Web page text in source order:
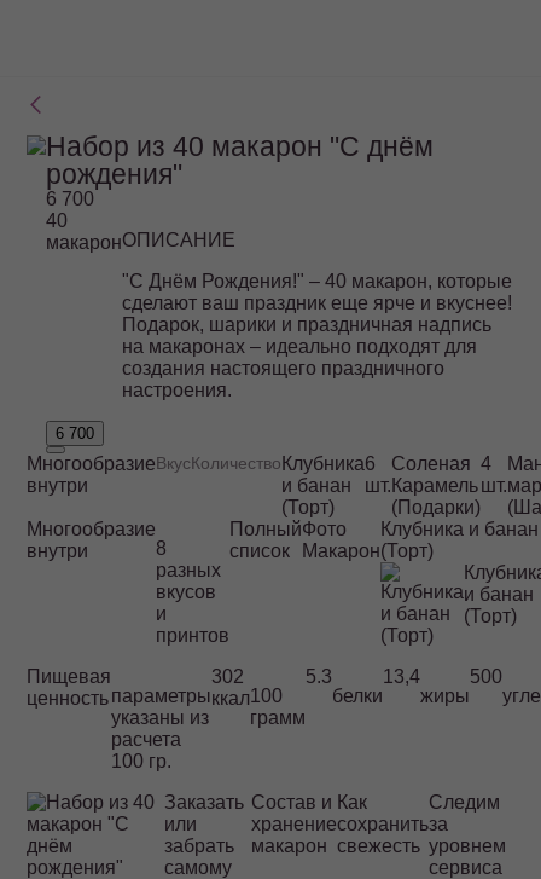
Набор из 40 макарон "С днём
рождения"
6 700
40
макаронОПИСАНИЕ
"С Днём Рождения!" – 40 макарон, которые
сделают ваш праздник еще ярче и вкуснее!
Подарок, шарики и праздничная надпись
на макаронах – идеально подходят для
создания настоящего праздничного
настроения.
6 700
Многообразие
внутри
ВкусКоличество Клубника
и банан
(Торт)
6
шт.
Соленая
Карамель
(Подарки)
4
шт.
Многообразие
внутри
8
разных
вкусов
и
принтов
Полный
список
Фото
Макарон
Клубника и банан
(Торт)
и банан
(Торт)
Пищевая
ценностьпараметры
указаны из
расчета
100 гр.
302
ккал100
грамм
5.3
белки
13,4
жиры
500
Заказать
или
забрать
самому
Состав и
хранение
макарон
Как
сохранить
свежесть
Следим
за
уровнем
сервиса